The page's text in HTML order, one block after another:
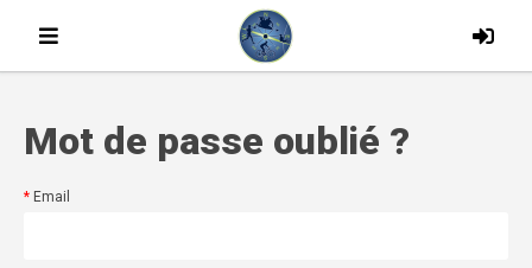
Mot de passe oublié ?
Email